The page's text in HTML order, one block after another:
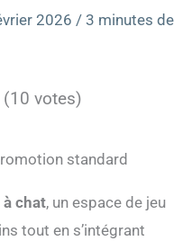
2026 / 3 minutes de
votes)
à chat, un espace de jeu
tout en s’intégrant